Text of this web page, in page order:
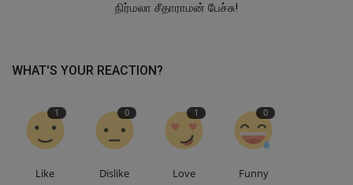
நிர்மலா சீதாராமன் பேச்சு!
WHAT'S YOUR REACTION?
1
Like
0
Dislike
1
Love
0
Funny